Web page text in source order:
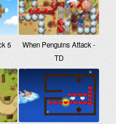
5
When Penguins Attack -
TD